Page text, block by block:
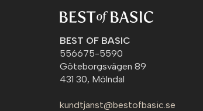
BEST OF BASIC
556675-5590
Göteborgsvägen 89
431 30, Mölndal
kundtjanst@bestofbasic.se